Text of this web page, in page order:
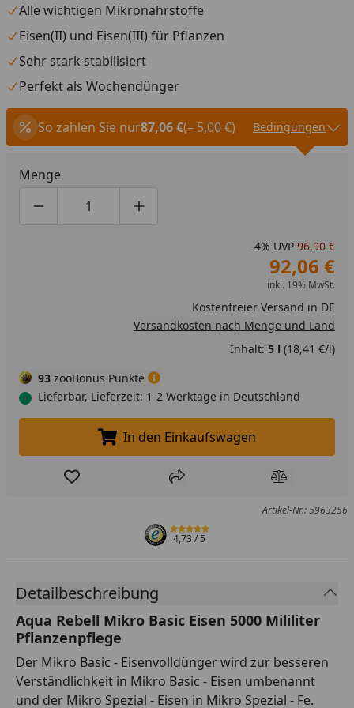
Alle wichtigen Mikronährstoffe
Eisen(II) und Eisen(III) für Pflanzen
Sehr stark stabilisiert
Perfekt als Wochendünger
So zahlen Sie nur87,06 €(– 5,00 €) Bedingungen
Menge
Produktmenge um eins verringern
Produktmenge manuell eingeben
Produktmenge um eins erhöhen
-4% UVP 96,90 €
92,06 €
inkl. 19% MwSt.
Kostenfreier Versand in DE
Versandkosten nach Menge und Land
Inhalt: 5 l (18,41 €/l)
93 zooBonus Punkte
Lieferbar, Lieferzeit: 1-2 Werktage in Deutschland
In den Einkaufswagen legen
In den Einkaufswagen
Produkt zur Wunschliste hinzufügen
Teilen Produkt
Artikel-Nr.: 5963256
4,73/ 5
Detailbeschreibung
Aqua Rebell Mikro Basic Eisen 5000 Mililiter
Pflanzenpflege
Der Mikro Basic - Eisenvolldünger wird zur besseren
Verständlichkeit in Mikro Basic - Eisen umbenannt
und der Mikro Spezial - Eisen in Mikro Spezial - Fe.